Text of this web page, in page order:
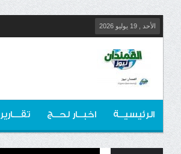
الأحد , 19 يوليو 2026
الرئيسيــة اخبــار لحــج تقـــارير